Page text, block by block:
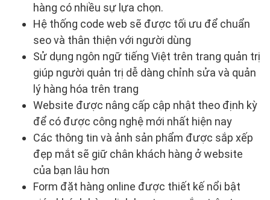
hàng có nhiều sự lựa chọn.
Hệ thống code web sẽ được tối ưu để chuẩn
seo và thân thiện với người dùng
Sử dụng ngôn ngữ tiếng Việt trên trang quản trị
giúp người quản trị dễ dàng chỉnh sửa và quản
lý hàng hóa trên trang
Website được nâng cấp cập nhật theo định kỳ
để có được công nghệ mới nhất hiện nay
Các thông tin và ảnh sản phẩm được sắp xếp
đẹp mắt sẽ giữ chân khách hàng ở website
của bạn lâu hơn
Form đặt hàng online được thiết kế nổi bật